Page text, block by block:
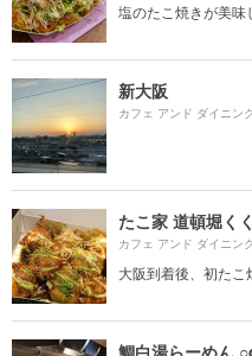
塩のたこ焼きが美味
新大阪
カフェ アンド ダイニン
たこ家 道頓堀く
カフェ アンド ダイニン
大阪到着後、初たこ